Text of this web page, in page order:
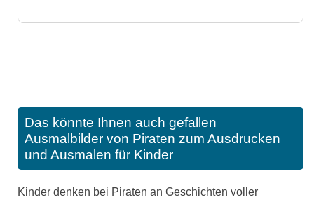
Das könnte Ihnen auch gefallen
Ausmalbilder von Piraten zum Ausdrucken
und Ausmalen für Kinder
Kinder denken bei Piraten an Geschichten voller